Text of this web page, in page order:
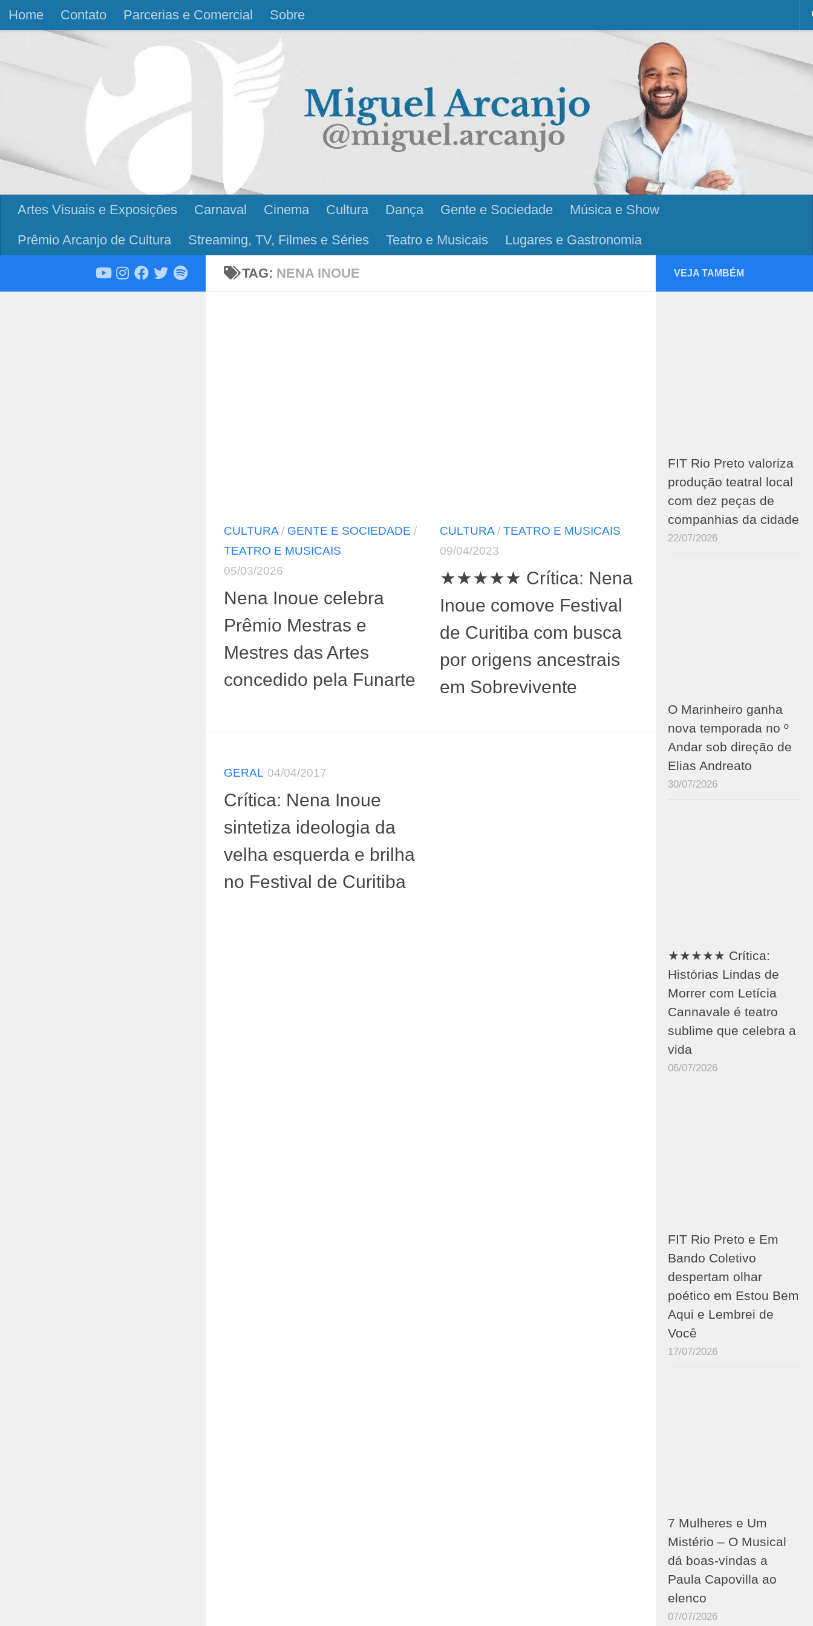
Skip to content
Home Contato Parcerias e Comercial Sobre
Artes Visuais e Exposições Carnaval Cinema Cultura Dança Gente e Sociedade
Música e Show
Prêmio Arcanjo de Cultura
Streaming, TV, Filmes e Séries Teatro e Musicais Lugares e Gastronomia
TAG: NENA INOUE
CULTURA / GENTE E SOCIEDADE /
TEATRO E MUSICAIS
05/03/2026
Nena Inoue celebra
Prêmio Mestras e
Mestres das Artes
concedido pela Funarte
CULTURA / TEATRO E MUSICAIS
09/04/2023
★★★★★ Crítica: Nena
Inoue comove Festival
de Curitiba com busca
por origens ancestrais
em Sobrevivente
GERAL 04/04/2017
Crítica: Nena Inoue
sintetiza ideologia da
velha esquerda e brilha
no Festival de Curitiba
VEJA TAMBÉM
FIT Rio Preto valoriza
produção teatral local
com dez peças de
companhias da cidade
22/07/2026
O Marinheiro ganha
nova temporada no º
Andar sob direção de
Elias Andreato
30/07/2026
★★★★★ Crítica:
Histórias Lindas de
Morrer com Letícia
Cannavale é teatro
sublime que celebra a
vida
06/07/2026
FIT Rio Preto e Em
Bando Coletivo
despertam olhar
poético em Estou Bem
Aqui e Lembrei de
Você
17/07/2026
7 Mulheres e Um
Mistério – O Musical
dá boas-vindas a
Paula Capovilla ao
elenco
07/07/2026